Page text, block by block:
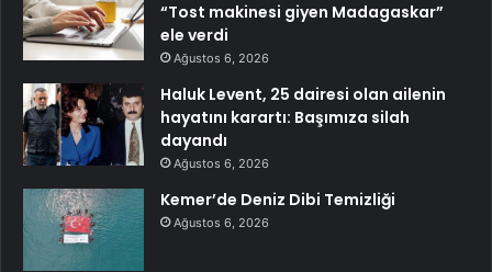
“Tost makinesi giyen Madagaskar”
ele verdi
Ağustos 6, 2026
Haluk Levent, 25 dairesi olan ailenin
hayatını karartı: Başımıza silah
dayandı
Ağustos 6, 2026
Kemer’de Deniz Dibi Temizliği
Ağustos 6, 2026